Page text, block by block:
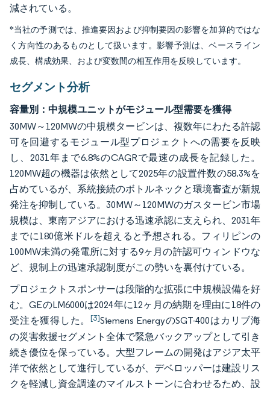
減されている。
*当社の予測では、推進要因および抑制要因の影響を加算的ではな
く方向性のあるものとして扱います。影響予測は、ベースライン
成長、構成効果、および変数間の相互作用を反映しています。
セグメント分析
容量別：中規模ユニットがモジュール型需要を獲得
30MW～120MWの中規模タービンは、複数年にわたる許認
可を回避するモジュール型プロジェクトへの需要を反映
し、2031年まで6.8%のCAGRで最速の成長を記録した。
120MW超の機器は依然として2025年の設置件数の58.3%を
占めているが、系統接続のボトルネックと環境審査が新規
発注を抑制している。30MW～120MWのガスタービン市場
規模は、東南アジアにおける迅速承認に支えられ、2031年
までに180億米ドルを超えると予想される。フィリピンの
100MW未満の発電所に対する9ヶ月の許認可ウィンドウな
ど、規制上の迅速承認制度がこの勢いを裏付けている。
プロジェクトスポンサーは段階的な拡張に中規模設備を好
む。GEのLM6000は2024年に12ヶ月の納期を理由に18件の
受注を獲得した。 [3]Siemens EnergyのSGT-400はカリブ海
の災害救援セグメント全体で緊急バックアップとして引き
続き優位を保っている。大型フレームの開発はアジア太平
洋で依然として進行しているが、デベロッパーは建設リス
クを軽減し資金調達のマイルストーンに合わせるため、設